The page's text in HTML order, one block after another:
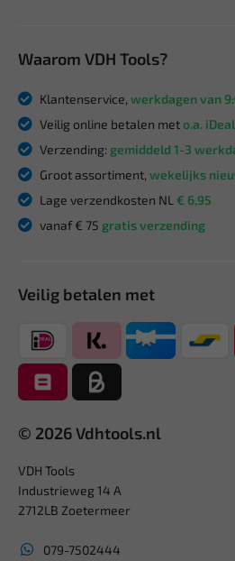
Waarom VDH Tools?
Klantenservice, werkdagen van
Veilig online betalen meto.a.
Verzending: gemiddeld 1-3
Groot assortiment, wekelijks
Lage verzendkosten NL € 6,95
vanaf € 75 gratis verzending
Veilig betalen met
© 2026 Vdhtools.nl
VDH Tools
Industrieweg 14 A
2712LB Zoetermeer
079-7502444